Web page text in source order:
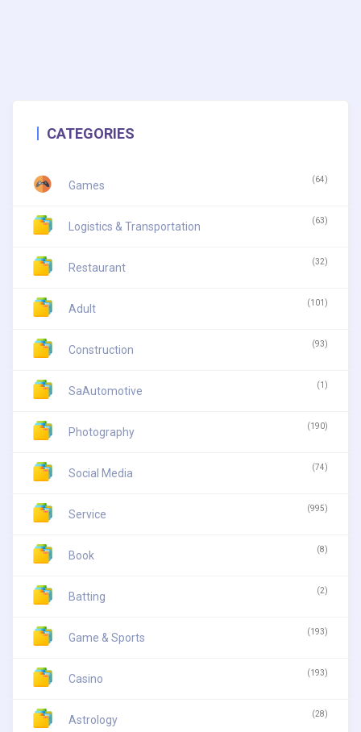
CATEGORIES
Games (64)
Logistics & Transportation (63)
Restaurant (32)
Adult (101)
Construction (93)
SaAutomotive (1)
Photography (190)
Social Media (74)
Service (995)
Book (8)
Batting (2)
Game & Sports (193)
Casino (193)
Astrology (28)